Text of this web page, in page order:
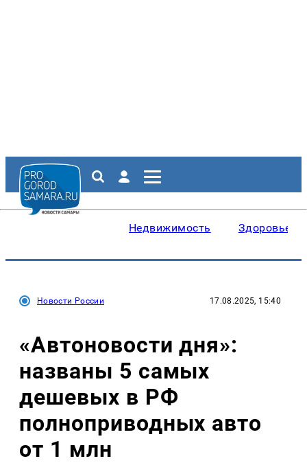
Недвижимость Здоровье
Новости России 17.08.2025, 15:40
«Автоновости дня»:
названы 5 самых
дешевых в РФ
полноприводных авто
от 1 млн